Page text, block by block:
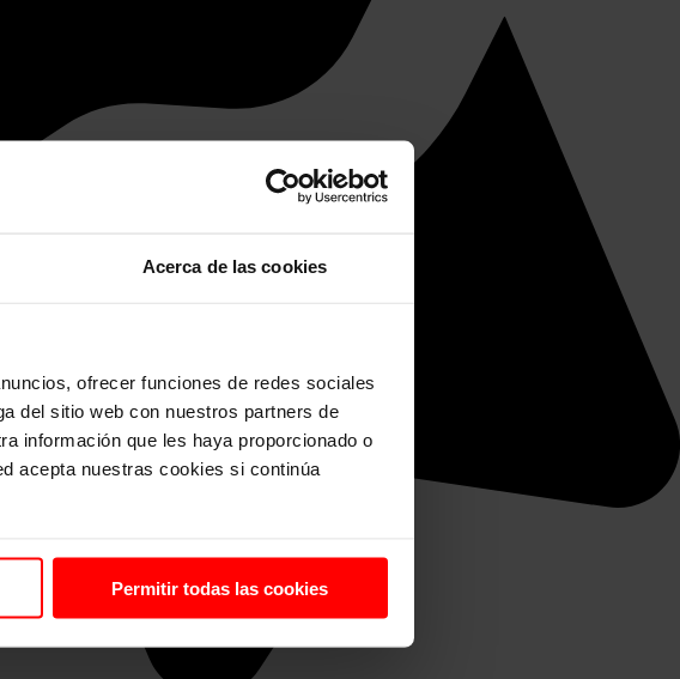
Acerca de las cookies
ofrecer funciones de redes sociales
del sitio web con nuestros partners de
información que les haya proporcionado o
acepta nuestras cookies si continúa
Permitir todas las cookies